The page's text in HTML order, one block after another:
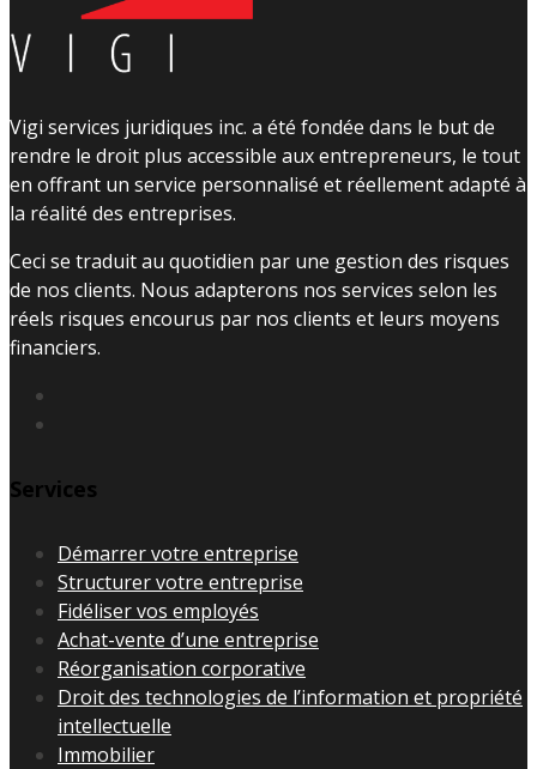
Vigi services juridiques inc. a été fondée dans le but de
rendre le droit plus accessible aux entrepreneurs, le tout
en offrant un service personnalisé et réellement adapté à
la réalité des entreprises.
Ceci se traduit au quotidien par une gestion des risques
de nos clients. Nous adapterons nos services selon les
réels risques encourus par nos clients et leurs moyens
financiers.
Services
Démarrer votre entreprise
Structurer votre entreprise
Fidéliser vos employés
Achat-vente d’une entreprise
Réorganisation corporative
Droit des technologies de l’information et propriété
intellectuelle
Immobilier